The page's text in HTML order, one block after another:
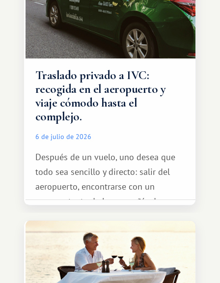
Traslado privado a IVC:
recogida en el aeropuerto y
viaje cómodo hasta el
complejo.
6 de julio de 2026
Después de un vuelo, uno desea que
todo sea sencillo y directo: salir del
aeropuerto, encontrarse con un
representante de la compañía de
tranquilamente hasta el complejo
turístico.